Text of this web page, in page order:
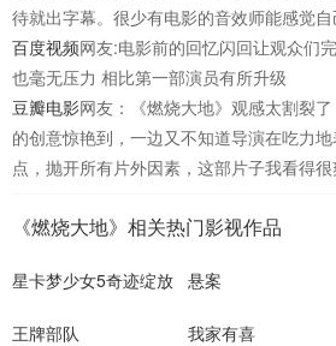
待就出字幕。很少有电影的音效师能感觉
百度视频网友:电影前的回忆闪回让观众们
也毫无压力 相比第一部演员有所升级
豆瓣电影网友：《燃烧大地》观感太割裂
的创意惊艳到，一边又不知道导演在吃力
点，抛开所有片外因素，这部片子我看得很
《燃烧大地》相关热门影视作品
星卡梦少女5奇迹绽放 悬案
王牌部队 我家有喜